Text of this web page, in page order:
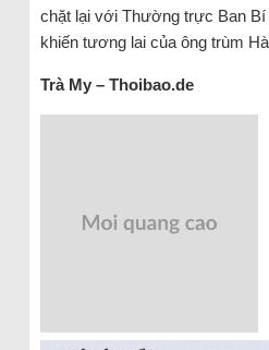
chặt lại với Thường trực Ban
khiến tương lai của ông trùm
Trà My – Thoibao.de